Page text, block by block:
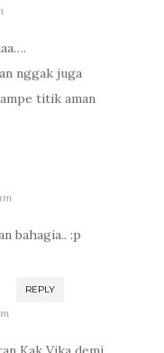
nggak juga
titik aman
bahagia.. :p
REPLY